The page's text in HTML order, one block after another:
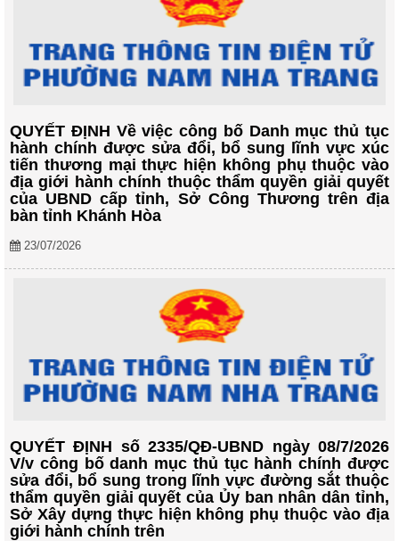
QUYẾT ĐỊNH Về việc công bố Danh mục thủ tục
hành chính được sửa đổi, bổ sung lĩnh vực xúc
tiến thương mại thực hiện không phụ thuộc vào
địa giới hành chính thuộc thẩm quyền giải quyết
của UBND cấp tỉnh, Sở Công Thương trên địa
bàn tỉnh Khánh Hòa
23/07/2026
QUYẾT ĐỊNH số 2335/QĐ-UBND ngày 08/7/2026
V/v công bố danh mục thủ tục hành chính được
sửa đổi, bổ sung trong lĩnh vực đường sắt thuộc
thẩm quyền giải quyết của Ủy ban nhân dân tỉnh,
Sở Xây dựng thực hiện không phụ thuộc vào địa
giới hành chính trên